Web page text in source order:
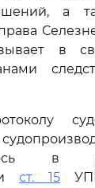
а
в
в
ст. 15